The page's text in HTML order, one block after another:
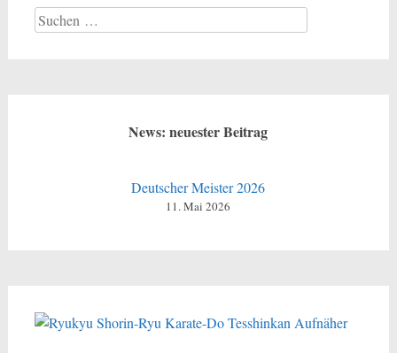
Suchen
nach:
News: neuester Beitrag
Deutscher Meister 2026
11. Mai 2026